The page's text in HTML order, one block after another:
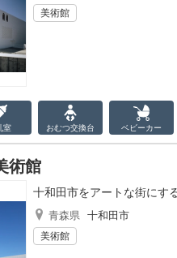
美術館
室 おむつ交換台 ベビーカー
術館
十和田市をアートな街にす
青森県 十和田市
美術館